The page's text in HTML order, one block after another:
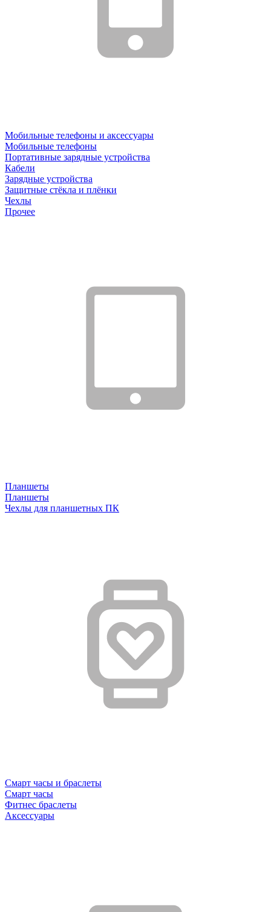
Мобильные телефоны и аксессуары
Мобильные телефоны
Портативные зарядные устройства
Кабели
Зарядные устройства
Защитные стёкла и плёнки
Чехлы
Прочее
Планшеты
Планшеты
Чехлы для планшетных ПК
Смарт часы и браслеты
Смарт часы
Фитнес браслеты
Аксессуары